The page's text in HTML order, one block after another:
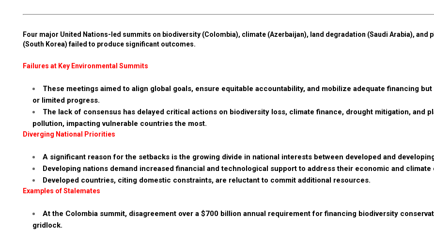
Four major United Nations-led summits on biodiversity (Colombia), climate (Azerbaijan), land degradation (Saudi Arabia), and
(South Korea) failed to produce significant outcomes.
Failures at Key Environmental Summits
These meetings aimed to align global goals, ensure equitable accountability, and mobilize adequate financing
or limited progress.
The lack of consensus has delayed critical actions on biodiversity loss, climate finance, drought mitigation, and
pollution, impacting vulnerable countries the most.
Diverging National Priorities
A significant reason for the setbacks is the growing divide in national interests between developed and
Developing nations demand increased financial and technological support to address their economic and climate
Developed countries, citing domestic constraints, are reluctant to commit additional resources.
Examples of Stalemates
At the Colombia summit, disagreement over a $700 billion annual requirement for financing biodiversity
gridlock.